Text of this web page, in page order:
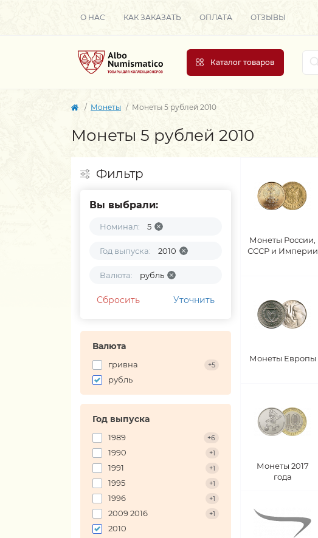
О НАС КАК ЗАКАЗАТЬ ОПЛАТА ОТЗЫВЫ
Каталог товаров
Монеты Монеты 5 рублей 2010
Монеты 5 рублей 2010
Фильтр
Вы выбрали:
Номинал: 5
Год выпуска: 2010
Валюта: рубль
Сбросить Уточнить
Валюта
гривна +5
рубль
Год выпуска
1989 +6
1990 +1
1991 +1
1995 +1
1996 +1
2009 2016 +1
2010
Монеты России,
СССР и Империи
Монеты Европы
Монеты 2017
года